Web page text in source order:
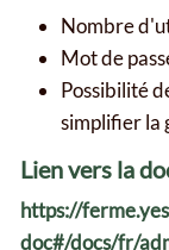
Nombre
Mot de
Possibilité
simplifier la
Lien vers la
https://
doc#/docs/fr/